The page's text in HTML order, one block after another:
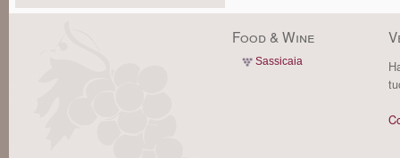
Food & Wine
Sassicaia